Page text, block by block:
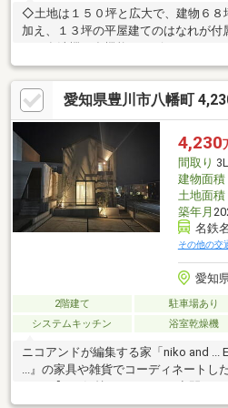
◇土地は１５０坪と広大で、建物６８
加え、１３坪の平屋建てのはなれが
せるディスポーザーを完備。日々の
車場はカーポート付きで３台駐車可能
十分なゆとりがあります。
愛知県豊川市八幡町
4,230
間取り
建物面積
土地面積
築年月
名鉄
その他の交
愛知
2階建て 駐車場あり
システムキッチン
浴室乾燥機
ニコアンドが編集する家「niko and ...
...』の家具や雑貨でコーディネートした特別
POINT】01 気持ちがつながる空間
03 ファッションをもっと楽しく 04